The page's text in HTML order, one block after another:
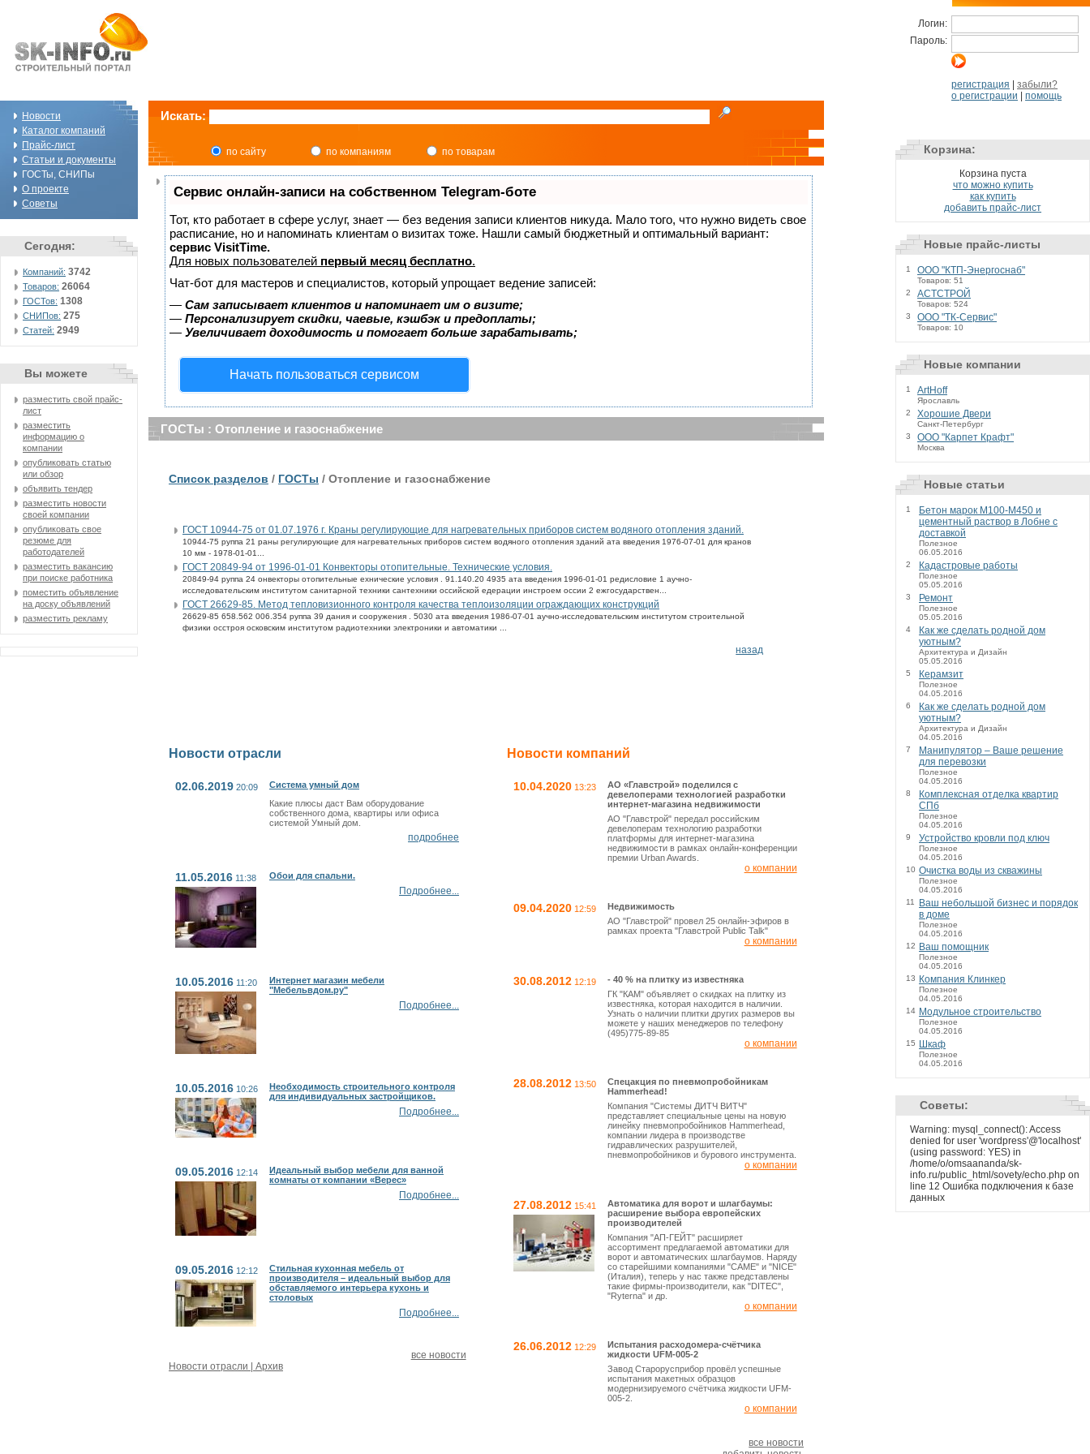
Логин:
Пароль:
регистрация
забыли?
о регистрации
помощь
Новости
Каталог компаний
Прайс-лист
Статьи и документы
ГОСТы, СНИПы
О проекте
Советы
Сегодня:
Компаний: 3742
Товаров: 26064
ГОСТов: 1308
СНИПов: 275
Статей: 2949
Вы можете
разместить свой прайс-
лист
разместить
информацию о
компании
опубликовать статью
или обзор
объявить тендер
разместить новости
своей компании
опубликовать свое
резюме для
работодателей
разместить вакансию
при поиске работника
поместить объявление
на доску объявлений
разместить рекламу
Искать:
по сайту по компаниям по товарам
Сервис онлайн-записи на собственном Telegram-боте
Тот, кто работает в сфере услуг, знает — без ведения записи клиентов никуда. Мало того, что нужно видеть свое
расписание, но и напоминать клиентам о визитах тоже. Нашли самый бюджетный и оптимальный вариант:
сервис VisitTime.
Для новых пользователей первый месяц бесплатно.
Чат-бот для мастеров и специалистов, который упрощает ведение записей:
— Сам записывает клиентов и напоминает им о визите;
— Персонализирует скидки, чаевые, кэшбэк и предоплаты;
— Увеличивает доходимость и помогает больше зарабатывать;
Начать пользоваться сервисом
ГОСТы : Отопление и газоснабжение
Список разделов / ГОСТы / Отопление и газоснабжение
ГОСТ 10944-75 от 01.07.1976 г. Краны регулирующие для нагревательных приборов систем водяного отопления зданий.
10944-75 руппа 21 раны регулирующие для нагревательных приборов систем водяного отопления зданий ата введения 1976-07-01 для кранов
10 мм - 1978-01-01...
ГОСТ 20849-94 от 1996-01-01 Конвекторы отопительные. Технические условия.
20849-94 руппа 24 онвекторы отопительные ехнические условия . 91.140.20 4935 ата введения 1996-01-01 редисловие 1 аучно-
исследовательским институтом санитарной техники сантехники оссийской едерации инстроем оссии 2 ежгосударствен...
ГОСТ 26629-85. Метод тепловизионного контроля качества теплоизоляции ограждающих конструкций
26629-85 658.562 006.354 руппа 39 дания и сооружения . 5030 ата введения 1986-07-01 аучно-исследовательским институтом строительной
физики осстроя осковским институтом радиотехники электроники и автоматики ...
назад
Новости отрасли
02.06.201920:09
Система умный дом
Какие плюсы даст Вам оборудование
собственного дома, квартиры или офиса
системой Умный дом.
подробнее
11.05.201611:38 Обои для спальни.
Подробнее...
10.05.201611:20
Интернет магазин мебели
"Мебельвдом.ру"
Подробнее...
10.05.201610:26
Необходимость строительного контроля
для индивидуальных застройщиков.
Подробнее...
09.05.201612:14
Идеальный выбор мебели для ванной
комнаты от компании «Верес»
Подробнее...
09.05.201612:12
Стильная кухонная мебель от
производителя – идеальный выбор для
обставляемого интерьера кухонь и
столовых
Подробнее...
все новости
Новости отрасли | Архив
Новости компаний
10.04.202013:23
АО «Главстрой» поделился с
девелоперами технологией разработки
интернет-магазина недвижимости
АО "Главстрой" передал российским
девелоперам технологию разработки
платформы для интернет-магазина
недвижимости в рамках онлайн-конференции
премии Urban Awards.
о компании
09.04.202012:59
Недвижимость
АО "Главстрой" провел 25 онлайн-эфиров в
рамках проекта "Главстрой Public Talk"
о компании
30.08.201212:19
- 40 % на плитку из известняка
ГК "КАМ" объявляет о скидках на плитку из
известняка, которая находится в наличии.
Узнать о наличии плитки других размеров вы
можете у наших менеджеров по телефону
(495)775-89-85
о компании
28.08.201213:50
Спецакция по пневмопробойникам
Hammerhead!
Компания "Системы ДИТЧ ВИТЧ"
представляет специальные цены на новую
линейку пневмопробойников Hammerhead,
компании лидера в производстве
гидравлических разрушителей,
пневмопробойников и бурового инструмента.
о компании
27.08.201215:41
Автоматика для ворот и шлагбаумы:
расширение выбора европейских
производителей
Компания "АП-ГЕЙТ" расширяет
ассортимент предлагаемой автоматики для
ворот и автоматических шлагбаумов. Наряду
со старейшими компаниями "CAME" и "NICE"
(Италия), теперь у нас также представлены
такие фирмы-производители, как "DITEC",
"Ryterna" и др.
о компании
26.06.201212:29
Испытания расходомера-счётчика
жидкости UFM-005-2
Завод Старорусприбор провёл успешные
испытания макетных образцов
модернизируемого счётчика жидкости UFM-
005-2.
о компании
все новости
Корзина:
Корзина пуста
что можно купить
как купить
добавить прайс-лист
Новые прайс-листы
1 ООО "КТП-Энергоснаб"
Товаров: 51
2
АСТСТРОЙ
Товаров: 524
3
ООО "ТК-Сервис"
Товаров: 10
Новые компании
1 ArtHoff
Ярославль
2
Хорошие Двери
Санкт-Петербург
3
ООО "Карпет Крафт"
Москва
Новые статьи
1
Бетон марок М100-М450 и
цементный раствор в Лобне с
доставкой
Полезное
06.05.2016
2
Кадастровые работы
Полезное
05.05.2016
3
Ремонт
Полезное
05.05.2016
4
Как же сделать родной дом
уютным?
Архитектура и Дизайн
05.05.2016
5
Керамзит
Полезное
04.05.2016
6
Как же сделать родной дом
уютным?
Архитектура и Дизайн
04.05.2016
7
Манипулятор – Ваше решение
для перевозки
Полезное
04.05.2016
8
Комплексная отделка квартир
СПб
Полезное
04.05.2016
9
Устройство кровли под ключ
Полезное
04.05.2016
10 Очистка воды из скважины
Полезное
04.05.2016
11
Ваш небольшой бизнес и порядок
в доме
Полезное
04.05.2016
12
Ваш помощник
Полезное
04.05.2016
13
Компания Клинкер
Полезное
04.05.2016
14 Модульное строительство
Полезное
04.05.2016
15
Шкаф
Полезное
04.05.2016
Советы:
Warning: mysql_connect(): Access
denied for user 'wordpress'@'localhost'
(using password: YES) in
/home/o/omsaananda/sk-
info.ru/public_html/sovety/echo.php on
line 12 Ошибка подключения к базе
данных